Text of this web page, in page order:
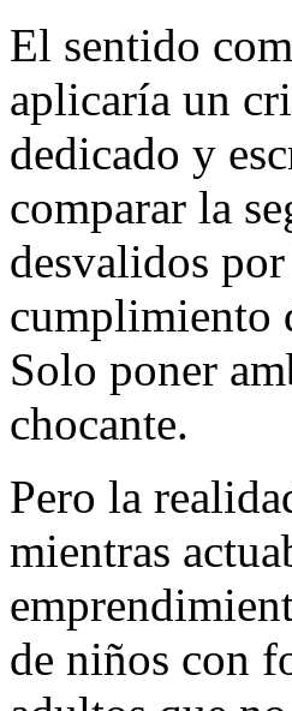
El sentido
aplicaría un
dedicado y
comparar la
desvalidos
cumplimiento
Solo poner
chocante.
Pero la
mientras
de niños con